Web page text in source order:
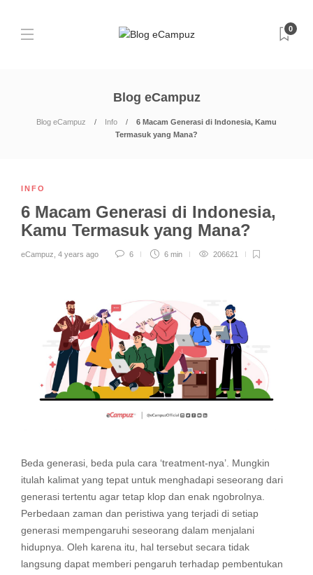
0
Blog eCampuz
Blog eCampuz Info
6 Macam Generasi di Indonesia, Kamu
Termasuk yang Mana?
INFO
6 Macam Generasi di Indonesia,
Kamu Termasuk yang Mana?
eCampuz 4 years ago 6 6 min 206621
Beda generasi, beda pula cara ‘treatment-nya’. Mungkin
itulah kalimat yang tepat untuk menghadapi seseorang dari
generasi tertentu agar tetap klop dan enak ngobrolnya.
Perbedaan zaman dan peristiwa yang terjadi di setiap
generasi mempengaruhi seseorang dalam menjalani
hidupnya. Oleh karena itu, hal tersebut secara tidak
langsung dapat memberi pengaruh terhadap pembentukan